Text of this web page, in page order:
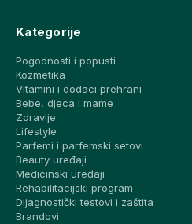
Kategorije
Pogodnosti i popusti
Kozmetika
Vitamini i dodaci prehrani
Bebe, djeca i mame
Zdravlje
Lifestyle
Parfemi i parfemski setovi
Beauty uređaji
Medicinski uređaji
Rehabilitacijski program
Dijagnostički testovi i zaštita
Brandovi